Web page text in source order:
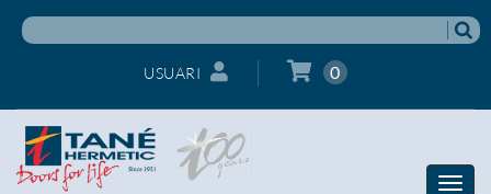
USUARI 0
Toggle